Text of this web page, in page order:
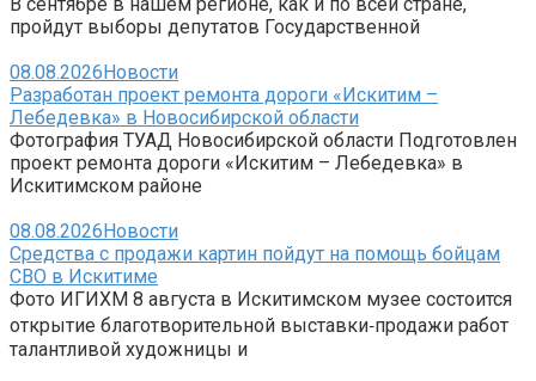
пройдут выборы депутатов Государственной
08.08.2026Новости
Разработан проект ремонта дороги «Искитим –
Лебедевка» в Новосибирской области
Фотография ТУАД Новосибирской области Подготовлен
проект ремонта дороги «Искитим – Лебедевка» в
Искитимском районе
08.08.2026Новости
Средства с продажи картин пойдут на помощь бойцам
СВО в Искитиме
Фото ИГИХМ 8 августа в Искитимском музее состоится
открытие благотворительной выставки‑продажи работ
талантливой художницы и